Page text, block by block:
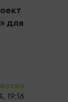
для
19:16